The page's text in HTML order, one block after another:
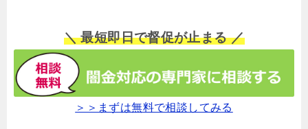
＼ 最短即日で督促が止まる ／
＞＞まずは無料で相談してみる